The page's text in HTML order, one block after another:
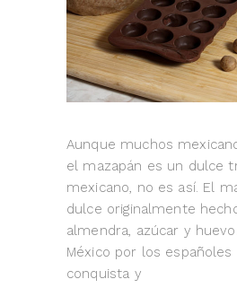
Aunque muchos
el mazapán es un dulce
mexicano, no es así. El
dulce originalmente
almendra, azúcar y
México por los
conquista y